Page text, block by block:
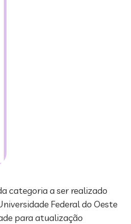
categoria a ser realizado
Federal do Oeste
para atualização